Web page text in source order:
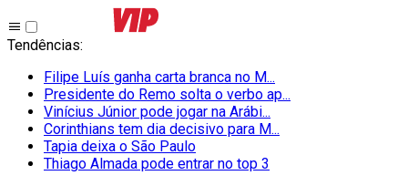
Tendências:
Filipe Luís ganha carta branca no M...
Presidente do Remo solta o verbo ap...
Vinícius Júnior pode jogar na Arábi...
Corinthians tem dia decisivo para M...
Tapia deixa o São Paulo
Thiago Almada pode entrar no top 3